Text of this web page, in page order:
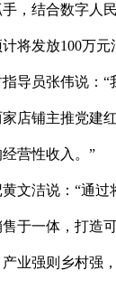
，结合数字人
将发放100万
导员张伟说：
店铺主推党建
营性收入。”
文洁说：“通
于一体，打造
业强则乡村强